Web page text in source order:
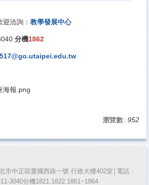
洽詢： 教學發展中心
分機1862
海報.png
瀏覽數: 952
市中正區愛國西路一號 行政大樓402室│電話：
3040分機1821.1822.1861~1864